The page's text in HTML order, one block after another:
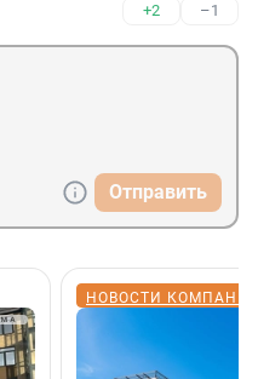
+2 –1
Отправить
НОВОСТИ